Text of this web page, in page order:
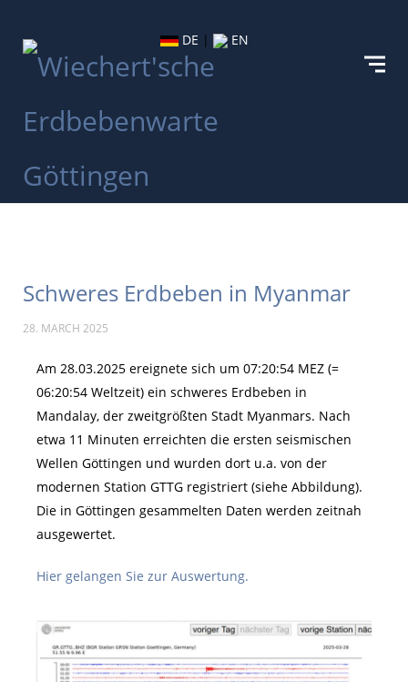
DE | EN
Schweres Erdbeben in Myanmar
28. MARCH 2025
Am 28.03.2025 ereignete sich um 07:20:54 MEZ (=
06:20:54 Weltzeit) ein schweres Erdbeben in
Mandalay, der zweitgrößten Stadt Myanmars. Nach
etwa 11 Minuten erreichten die ersten seismischen
Wellen Göttingen und wurden dort u.a. von der
modernen Station GTTG registriert (siehe Abbildung).
Die in Göttingen gesammelten Daten werden zeitnah
ausgewertet.
Hier gelangen Sie zur Auswertung.